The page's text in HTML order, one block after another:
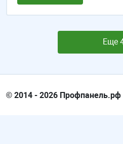
Еще
© 2014 - 2026 Профпанель.рф